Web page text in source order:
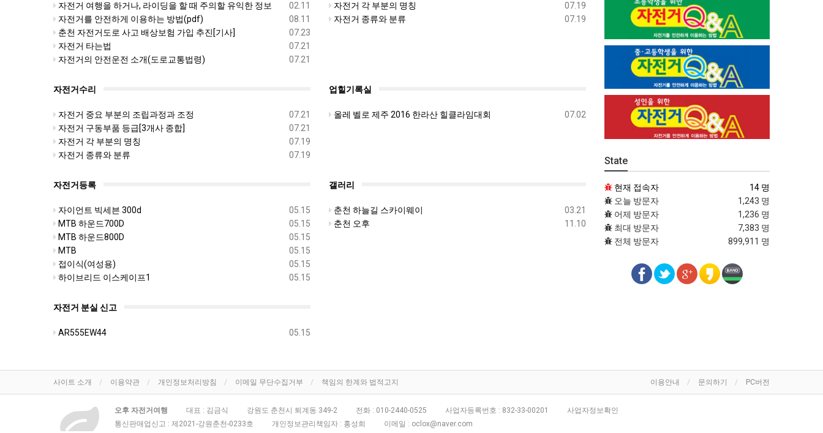
02.11
자전거 여행을 하거나, 라이딩을 할 때 주의할 유익한 정보
08.11
자전거를 안전하게 이용하는 방법(pdf)
07.23
춘천 자전거도로 사고 배상보험 가입 추진[기사]
07.21
자전거 타는법
07.21
자전거의 안전운전 소개(도로교통법령)
07.19
자전거 각 부분의 명칭
07.19
자전거 종류와 분류
자전거수리
07.21
자전거 중요 부분의 조립과정과 조정
07.21
자전거 구동부품 등급[3개사 종합]
07.19
자전거 각 부분의 명칭
07.19
자전거 종류와 분류
업힐기록실
07.02
올레 벨로 제주 2016 한라산 힐클라임대회
자전거등록
05.15
자이언트 빅세븐 300d
05.15
MTB 하운드700D
05.15
MTB 하운드800D
05.15
MTB
05.15
접이식(여성용)
05.15
하이브리드 이스케이프1
갤러리
03.21
춘천 하늘길 스카이웨이
11.10
춘천 오후
자전거 분실 신고
05.15
AR555EW44
State
현재 접속자
14 명
오늘 방문자
1,243 명
어제 방문자
1,236 명
최대 방문자
7,383 명
전체 방문자
899,911 명
사이트 소개 이용약관 개인정보처리방침 이메일 무단수집거부 책임의 한계와 법적고지 이용안내 문의하기 PC버전
오후 자전거여행 대표 : 김금식 강원도 춘천시 퇴계동 349-2 전화 : 010-2440-0525 사업자등록번호 : 832-33-00201
사업자정보확인
통신판매업신고 : 제2021-강원춘천-0233호 개인정보관리책임자 : 홍성희 이메일 : oclox@naver.com